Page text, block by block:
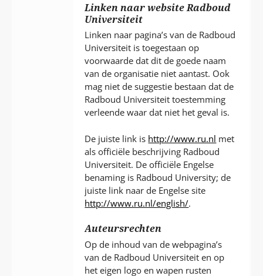
Linken naar website Radboud
Universiteit
Linken naar pagina’s van de Radboud
Universiteit is toegestaan op
voorwaarde dat dit de goede naam
van de organisatie niet aantast. Ook
mag niet de suggestie bestaan dat de
Radboud Universiteit toestemming
verleende waar dat niet het geval is.
De juiste link is http://www.ru.nl met
als officiële beschrijving Radboud
Universiteit. De officiële Engelse
benaming is Radboud University; de
juiste link naar de Engelse site
http://www.ru.nl/english/.
Auteursrechten
Op de inhoud van de webpagina’s
van de Radboud Universiteit en op
het eigen logo en wapen rusten